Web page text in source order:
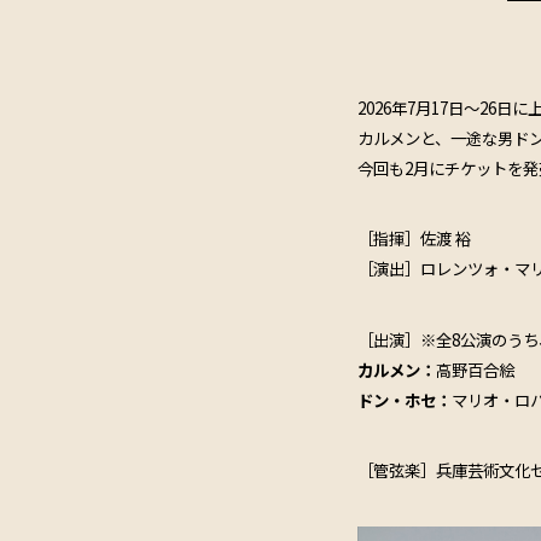
2026年7月17日～26日に
カルメンと、一途な男ド
今回も2月にチケットを
［指揮］佐渡 裕
［演出］ロレンツォ・マ
［出演］※全8公演のう
カルメン：高野百合絵
ドン・ホセ： マリオ・
［管弦楽］兵庫芸術文